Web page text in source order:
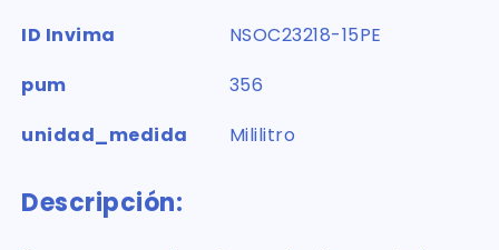
ID Invima
NSOC23218-15PE
pum
356
unidad_medida
Mililitro
Descripción: